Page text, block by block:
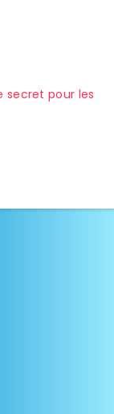
secret pour les